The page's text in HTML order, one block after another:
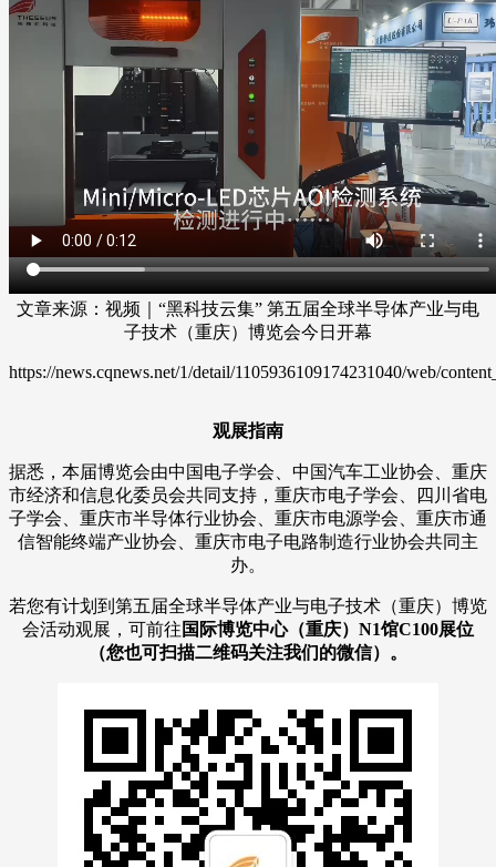
文章来源：视频｜“黑科技云集” 第五届全球半导体产业与电
子技术（重庆）博览会今日开幕
https://news.cqnews.net/1/detail/1105936109174231040/web/
观展指南
据悉，本届博览会由中国电子学会、中国汽车工业协会、重庆
市经济和信息化委员会共同支持，重庆市电子学会、四川省电
子学会、重庆市半导体行业协会、重庆市电源学会、重庆市通
信智能终端产业协会、重庆市电子电路制造行业协会共同主
办。
若您有计划到第五届全球半导体产业与电子技术（重庆）博览
会活动观展，可前往 国际博览中心（重庆）N1馆C100展位
（您也可扫描二维码关注我们的微信）。